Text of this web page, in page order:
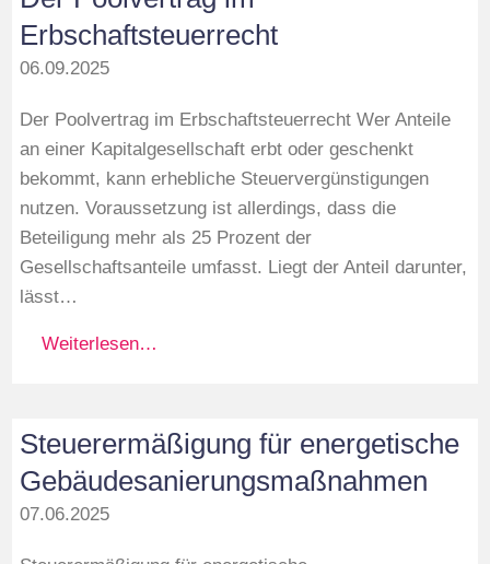
Erbschaftsteuerrecht
06.09.2025
Der Poolvertrag im Erbschaftsteuerrecht Wer Anteile
an einer Kapitalgesellschaft erbt oder geschenkt
bekommt, kann erhebliche Steuervergünstigungen
nutzen. Voraussetzung ist allerdings, dass die
Beteiligung mehr als 25 Prozent der
Gesellschaftsanteile umfasst. Liegt der Anteil darunter,
lässt…
Weiterlesen…
Steuerermäßigung für energetische
Gebäudesanierungsmaßnahmen
07.06.2025